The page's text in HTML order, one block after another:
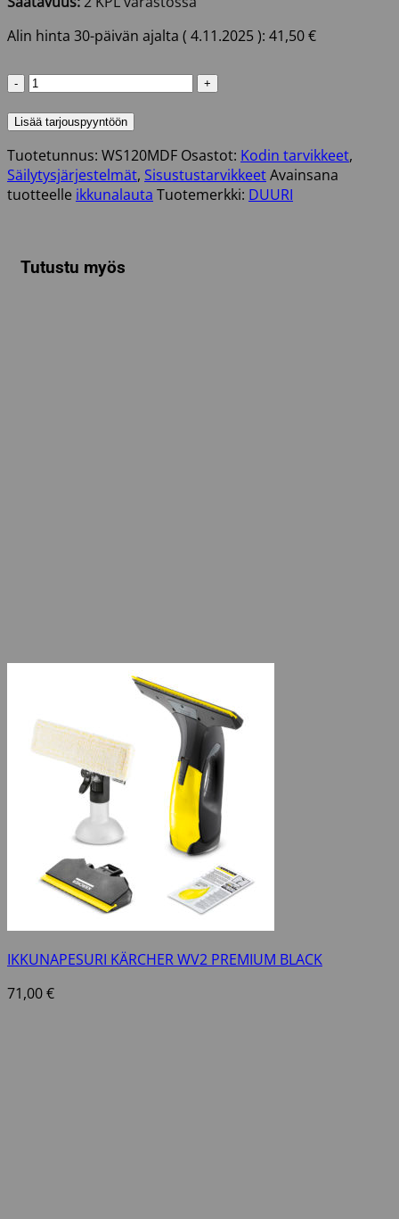
Alin hinta 30-päivän ajalta ( 4.11.2025): 41,50€
IKKUNALAUTA
MDF
määrä
Lisää tarjouspyyntöön
Tuotetunnus: WS120MDF Osastot: Kodin tarvikkeet,
Säilytysjärjestelmät, SisustustarvikkeetAvainsana
tuotteelle ikkunalauta Tuotemerkki: DUURI
Tutustu myös
IKKUNAPESURI KÄRCHER WV2 PREMIUM BLACK
71,00€